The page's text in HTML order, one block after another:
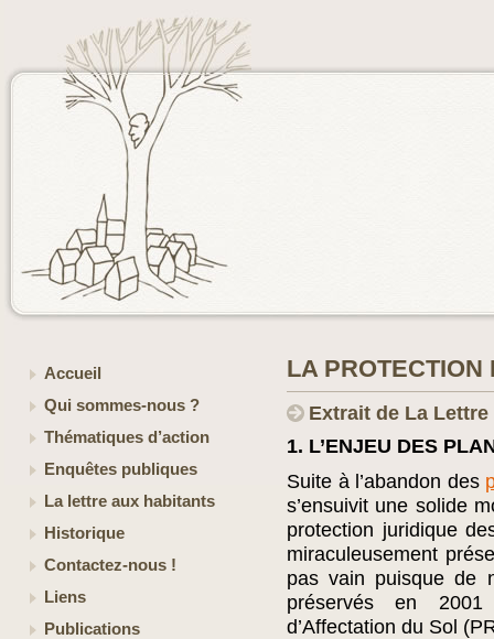
Accueil
Qui sommes-nous ?
Thématiques d’action
Enquêtes publiques
La lettre aux habitants
Historique
Contactez-nous !
Liens
Publications
LA PROTECTION
Extrait de La Lettre
1. L’ENJEU DES
Suite à l’abandon des
s’ensuivit une solide
protection juridique
miraculeusement
pas vain puisque de
préservés en
d’Affectation du Sol